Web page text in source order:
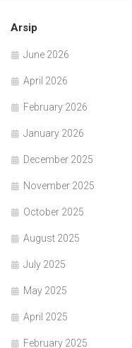
Arsip
June 2026
April 2026
February 2026
January 2026
December 2025
November 2025
October 2025
August 2025
July 2025
May 2025
April 2025
February 2025